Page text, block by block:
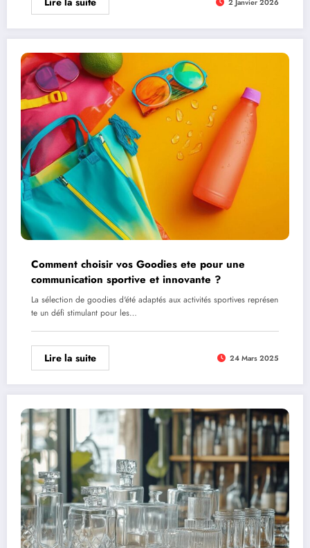
2 Janvier 2026
Comment choisir vos Goodies ete pour une
communication sportive et innovante ?
La sélection de goodies d'été adaptés aux activités sportives représen
te un défi stimulant pour les…
Lire la suite 24 Mars 2025